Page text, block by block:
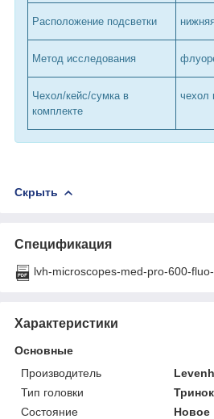
Расположение подсветки
Метод исследования
Чехол/кейс/сумка в
комплекте
чехол
Скрыть
Спецификация
lvh-microscopes-med-pro-600-
Характеристики
Основные
Производитель
Тип головки
Состояние
Новое